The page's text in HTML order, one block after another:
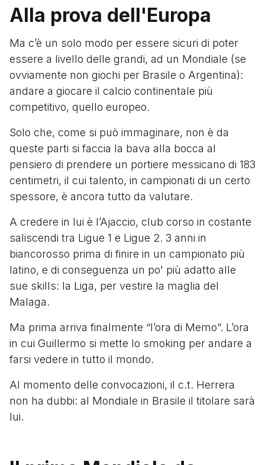
Alla prova dell'Europa
Ma c’è un solo modo per essere sicuri di poter
essere a livello delle grandi, ad un Mondiale (se
ovviamente non giochi per Brasile o Argentina):
andare a giocare il calcio continentale più
competitivo, quello europeo.
Solo che, come si può immaginare, non è da
queste parti si faccia la bava alla bocca al
pensiero di prendere un portiere messicano di 183
centimetri, il cui talento, in campionati di un certo
spessore, è ancora tutto da valutare.
A credere in lui è l’Ajaccio, club corso in costante
saliscendi tra Ligue 1 e Ligue 2. 3 anni in
biancorosso prima di finire in un campionato più
latino, e di conseguenza un po' più adatto alle
sue skills: la Liga, per vestire la maglia del
Malaga.
Ma prima arriva finalmente “l’ora di Memo”. L’ora
in cui Guillermo si mette lo smoking per andare a
farsi vedere in tutto il mondo.
Al momento delle convocazioni, il c.t. Herrera
non ha dubbi: al Mondiale in Brasile il titolare sarà
lui.